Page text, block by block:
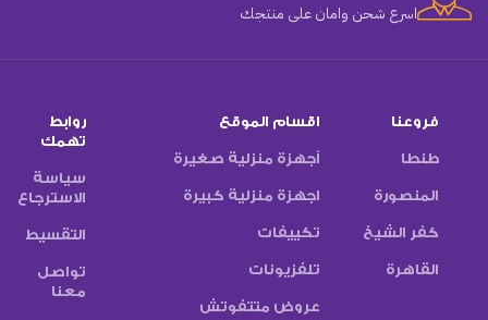
اسرع شحن وامان على منتجك
فروعنا
طنطا
المنصورة
كفر الشيخ
القاهرة
اقسام الموقع
أجهزة منزلية صغيرة
اجهزة منزلية كبيرة
تكييفات
تلفزيونات
عروض متتفوتش
روابط
تهمك
سياسة
الاسترجاع
التقسيط
تواصل
معنا